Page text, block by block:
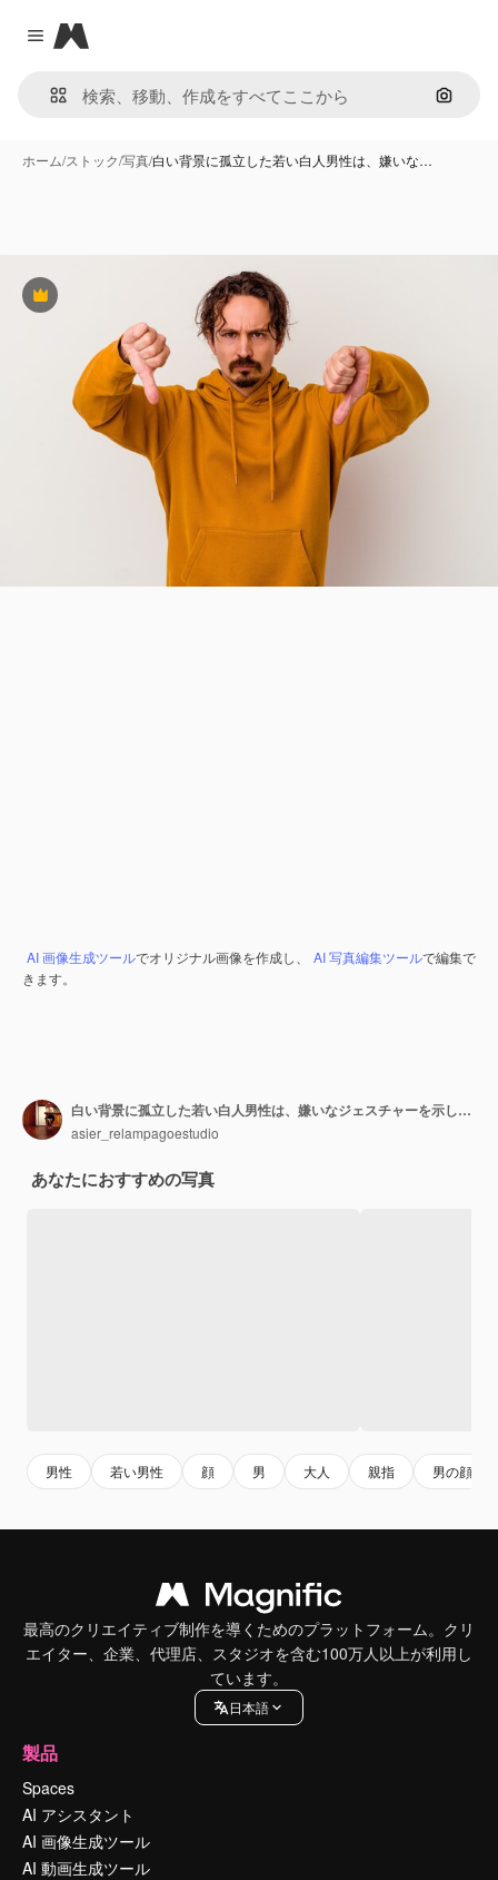
Close menu
Magnific
画像で
ホーム/ストック/写真/白い背景に孤立した若い白人男性は、嫌いな…
Premium
AI 画像生成ツールでオリジナル画像を作成し、 AI 写真編集ツールで編集で
きます。
白い背景に孤立した若い白人男性は、嫌いなジェスチャーを示し、親指を下に向けます。不一致の概念。
asier_relampagoestudio
あなたにおすすめの写真
男性 若い男性 顔 男 大人 親指 男の顔
最高のクリエイティブ制作を導くためのプラットフォーム。クリ
エイター、企業、代理店、スタジオを含む100万人以上が利用し
ています。
日本語
製品
Spaces
AI アシスタント
AI 画像生成ツール
AI 動画生成ツール